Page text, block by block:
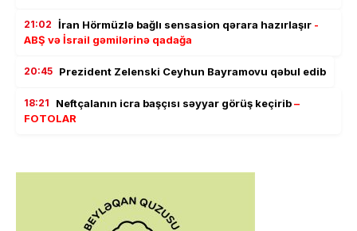
21:02 İran Hörmüzlə bağlı sensasion qərara hazırlaşır -
ABŞ və İsrail gəmilərinə qadağa
20:45 Prezident Zelenski Ceyhun Bayramovu qəbul edib
18:21 Neftçalanın icra başçısı səyyar görüş keçirib–
FOTOLAR